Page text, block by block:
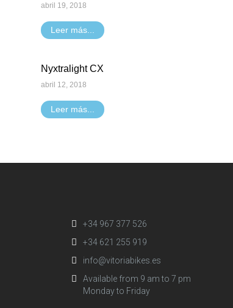
abril 19, 2018
Leer más...
Nyxtralight CX
abril 12, 2018
Leer más...
+34 967 377 526
+34 621 255 919
info@vitoriabikes.es
Available from 9 am to 7 pm
Monday to Friday